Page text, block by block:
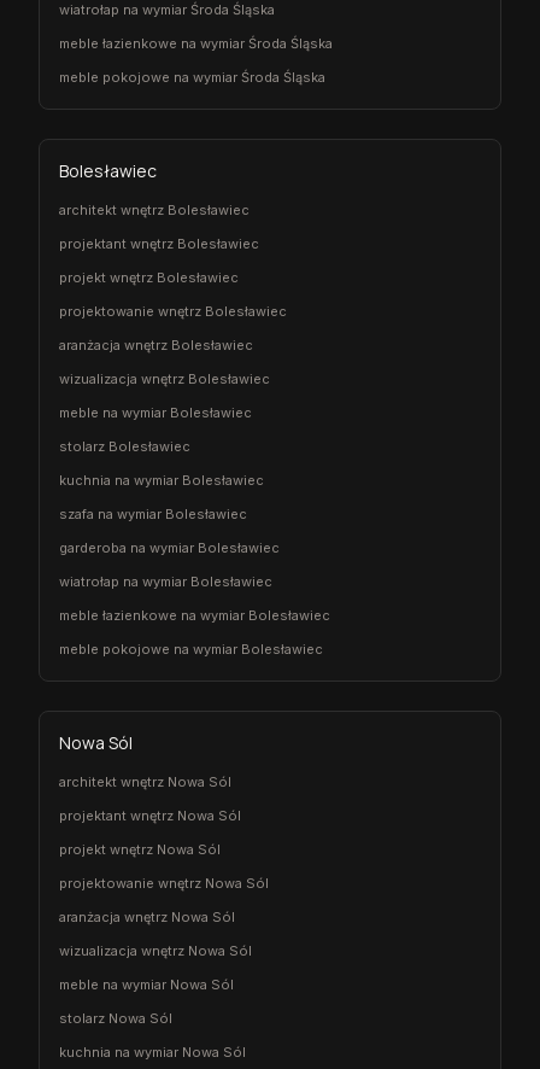
wiatrołap na wymiar Środa Śląska
meble łazienkowe na wymiar Środa Śląska
meble pokojowe na wymiar Środa Śląska
Bolesławiec
architekt wnętrz Bolesławiec
projektant wnętrz Bolesławiec
projekt wnętrz Bolesławiec
projektowanie wnętrz Bolesławiec
aranżacja wnętrz Bolesławiec
wizualizacja wnętrz Bolesławiec
meble na wymiar Bolesławiec
stolarz Bolesławiec
kuchnia na wymiar Bolesławiec
szafa na wymiar Bolesławiec
garderoba na wymiar Bolesławiec
wiatrołap na wymiar Bolesławiec
meble łazienkowe na wymiar Bolesławiec
meble pokojowe na wymiar Bolesławiec
Nowa Sól
architekt wnętrz Nowa Sól
projektant wnętrz Nowa Sól
projekt wnętrz Nowa Sól
projektowanie wnętrz Nowa Sól
aranżacja wnętrz Nowa Sól
wizualizacja wnętrz Nowa Sól
meble na wymiar Nowa Sól
stolarz Nowa Sól
kuchnia na wymiar Nowa Sól